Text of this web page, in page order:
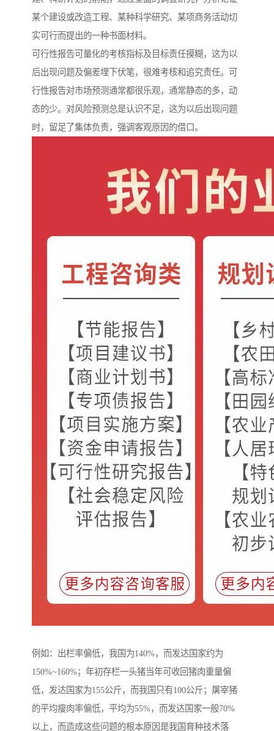
某个建设或改造工程、某种科学研究、某项商务活动切
实可行而提出的一种书面材料。
可行性报告可量化的考核指标及目标责任摸糊，这为以
后出现问题及偏差埋下伏笔，很难考核和追究责任。可
行性报告对市场预测通常都很乐观，通常静态的多，动
态的少。对风险预测总是认识不足，这为以后出现问题
时，留足了集体负责，强调客观原因的借口。
例如：出栏率偏低，我国为140%，而发达国家约为
150%~160%；年初存栏一头猪当年可收回猪肉重量偏
低，发达国家为155公斤，而我国只有100公斤；屠宰猪
的平均瘦肉率偏低，平均为55%，而发达国家一般70%
以上，而造成这些问题的根本原因是我国育种技术落